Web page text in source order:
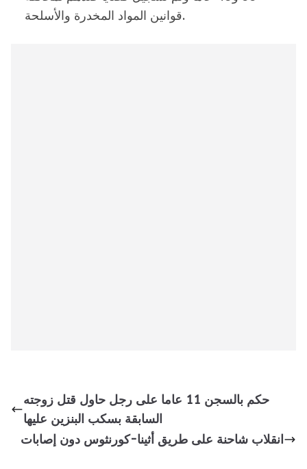
قوانين المواد المخدرة والأسلحة.
حكم بالسجن 11 عاما على رجل حاول قتل زوجته
السابقة بسكب البنزين عليها
انقلاب شاحنة على طريق أثينا-كورنثوس دون إصابات